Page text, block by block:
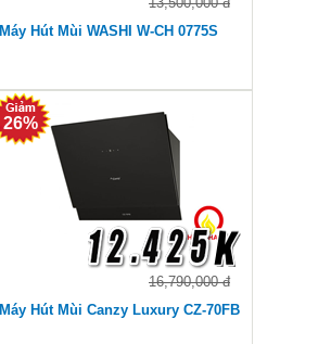
Máy Hút Mùi WASHI W-CH 0775S
26%
16,790,000 đ
Máy Hút Mùi Canzy Luxury CZ-70FB